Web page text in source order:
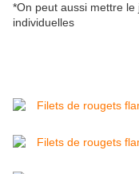
*On peut aussi mettre
individuelles